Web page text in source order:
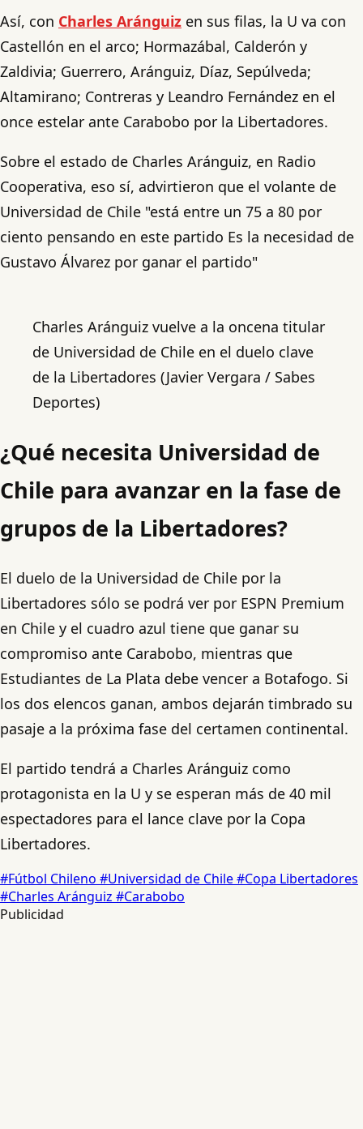
Así, con Charles Aránguiz en sus filas, la U va con
Castellón en el arco; Hormazábal, Calderón y
Zaldivia; Guerrero, Aránguiz, Díaz, Sepúlveda;
Altamirano; Contreras y Leandro Fernández en el
once estelar ante Carabobo por la Libertadores.
Sobre el estado de Charles Aránguiz, en Radio
Cooperativa, eso sí, advirtieron que el volante de
Universidad de Chile "está entre un 75 a 80 por
ciento pensando en este partido Es la necesidad de
Gustavo Álvarez por ganar el partido"
Charles Aránguiz vuelve a la oncena titular
de Universidad de Chile en el duelo clave
de la Libertadores (Javier Vergara / Sabes
Deportes)
¿Qué necesita Universidad de
Chile para avanzar en la fase de
grupos de la Libertadores?
El duelo de la Universidad de Chile por la
Libertadores sólo se podrá ver por ESPN Premium
en Chile y el cuadro azul tiene que ganar su
compromiso ante Carabobo, mientras que
Estudiantes de La Plata debe vencer a Botafogo. Si
los dos elencos ganan, ambos dejarán timbrado su
pasaje a la próxima fase del certamen continental.
El partido tendrá a Charles Aránguiz como
protagonista en la U y se esperan más de 40 mil
espectadores para el lance clave por la Copa
Libertadores.
#Fútbol Chileno #Universidad de Chile#Copa Libertadores
#Charles Aránguiz #Carabobo
Publicidad